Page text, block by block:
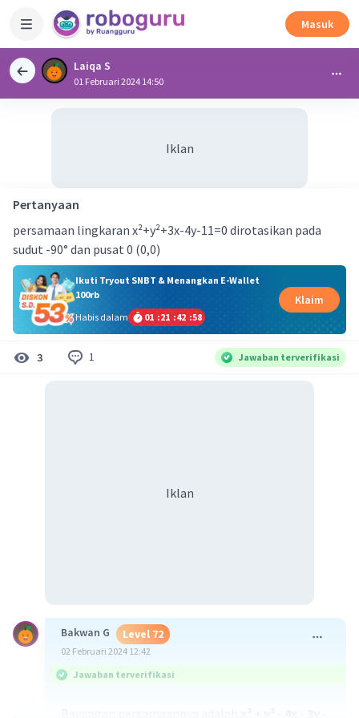
Masuk
Laiqa S
01 Februari 2024 14:50
Iklan
Pertanyaan
persamaan lingkaran x²+y²+3x-4y-11=0 dirotasikan pada
sudut -90° dan pusat 0 (0,0)
Ikuti Tryout SNBT & Menangkan E-Wallet
100rb
Habis dalam
01 :21 :42 :58
Klaim
3 1 Jawaban terverifikasi
Iklan
Bakwan G Level 72
02 Februari 2024 12:42
Jawaban terverifikasi